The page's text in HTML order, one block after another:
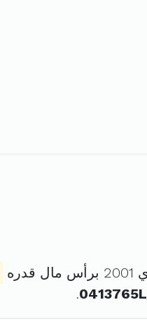
0413765L
.